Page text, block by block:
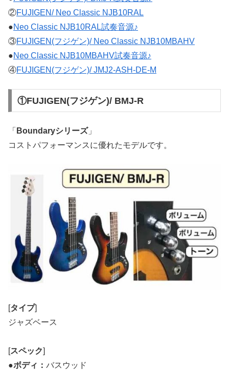
②FUJIGEN/ Neo Classic NJB10RAL
●Neo Classic NJB10RAL試奏音源♪
③FUJIGEN(フジゲン)/ Neo Classic NJB10MBAHV
●Neo Classic NJB10MBAHV試奏音源♪
④FUJIGEN(フジゲン)/ JMJ2-ASH-DE-M
①FUJIGEN(フジゲン)/ BMJ-R
「 Boundaryシリーズ」
コストパフォーマンスに優れたモデルです。
[タイプ]
ジャズベース
[スペック]
●ボディ： バスウッド